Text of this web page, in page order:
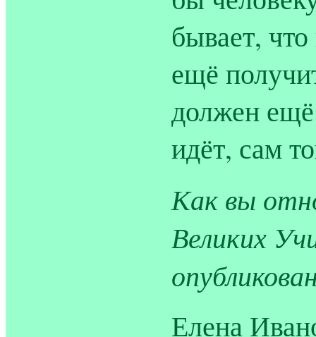
бывает,
ещё
должен ещё
идёт, сам
Как вы
Великих
Елена